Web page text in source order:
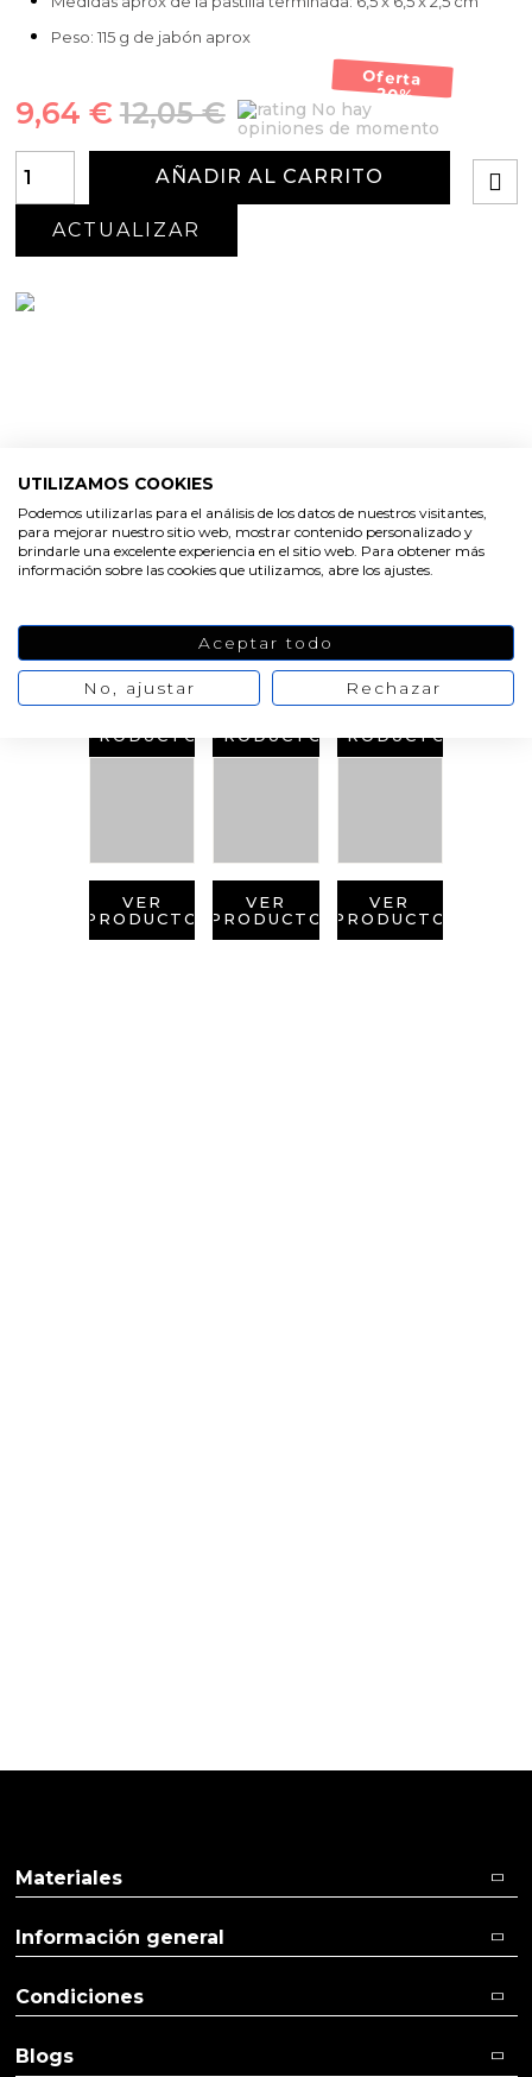
Peso: 115 g de jabón aprox
Oferta
-20%
12,05 €
9,64 €
No hay
opiniones de momento
AÑADIR AL CARRITO
PRODUCTOS
RELACIONADOS
PRODUCTO
PRODUCTO
PRODUCTO
VER
PRODUCTO
VER
PRODUCTO
VER
PRODUCTO
Materiales
Información general
Condiciones
Blogs
UTILIZAMOS COOKIES
Podemos utilizarlas para el análisis de los datos de nuestros visitantes,
para mejorar nuestro sitio web, mostrar contenido personalizado y
brindarle una excelente experiencia en el sitio web. Para obtener más
información sobre las cookies que utilizamos, abre los ajustes.
Aceptar todo
No, ajustar Rechazar